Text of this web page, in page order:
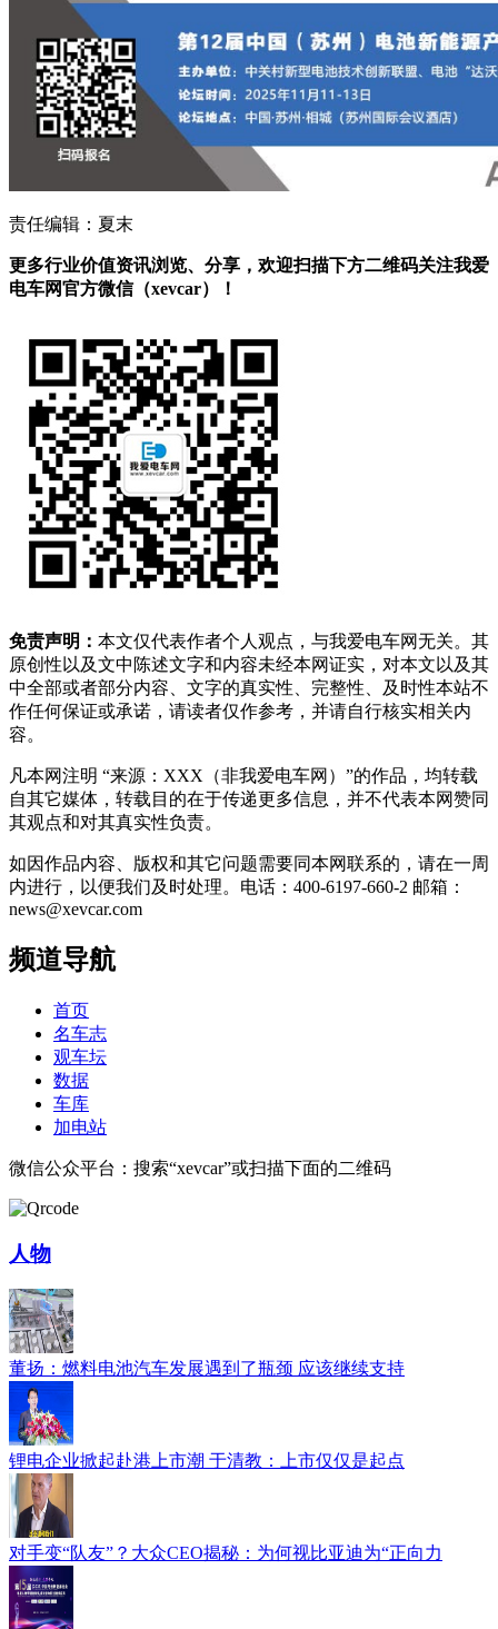
责任编辑：夏末
更多行业价值资讯浏览、分享，欢迎扫描下方二维码关注我爱
电车网官方微信（xevcar）！
免责声明： 本文仅代表作者个人观点，与我爱电车网无关。其
原创性以及文中陈述文字和内容未经本网证实，对本文以及其
中全部或者部分内容、文字的真实性、完整性、及时性本站不
作任何保证或承诺，请读者仅作参考，并请自行核实相关内
容。
凡本网注明 “来源：XXX（非我爱电车网）”的作品，均转载
自其它媒体，转载目的在于传递更多信息，并不代表本网赞同
其观点和对其真实性负责。
如因作品内容、版权和其它问题需要同本网联系的，请在一周
内进行，以便我们及时处理。电话：400-6197-660-2 邮箱：
news@xevcar.com
频道导航
首页
名车志
观车坛
数据
车库
加电站
微信公众平台：搜索“xevcar”或扫描下面的二维码
人物
董扬：燃料电池汽车发展遇到了瓶颈 应该继续支持
锂电企业掀起赴港上市潮 于清教：上市仅仅是起点
对手变“队友”？大众CEO揭秘：为何视比亚迪为“正向力